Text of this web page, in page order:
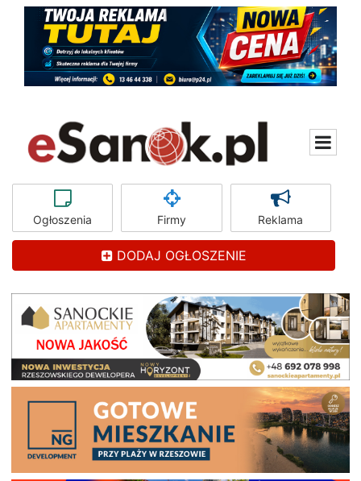
Ogłoszenia Firmy Reklama
DODAJ OGŁOSZENIE